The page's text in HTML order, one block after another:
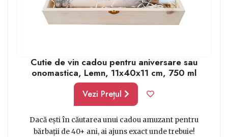
Cutie de vin cadou pentru aniversare sau
onomastica, Lemn, 11x40x11 cm, 750 ml
Vezi Prețul
Dacă ești în căutarea unui cadou amuzant pentru
bărbații de 40+ ani, ai ajuns exact unde trebuie!